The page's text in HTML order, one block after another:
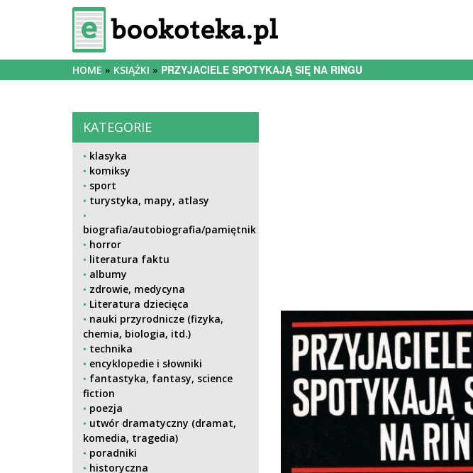
HOME KSIĄŻKI PRZYJACIELE SPOTYKAJĄ SIĘ NA RINGU
KATEGORIE
klasyka
komiksy
sport
turystyka, mapy, atlasy
biografia/autobiografia/pamiętnik
horror
literatura faktu
albumy
zdrowie, medycyna
Literatura dziecięca
nauki przyrodnicze (fizyka,
chemia, biologia, itd.)
technika
encyklopedie i słowniki
fantastyka, fantasy, science
fiction
poezja
utwór dramatyczny (dramat,
komedia, tragedia)
poradniki
historyczna